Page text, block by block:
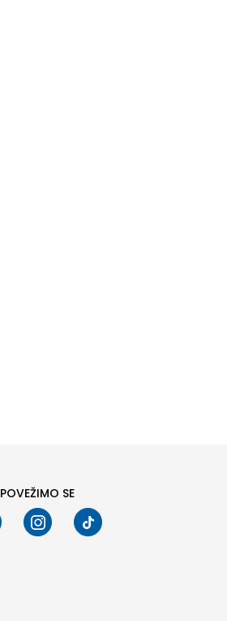
POVEŽIMO SE